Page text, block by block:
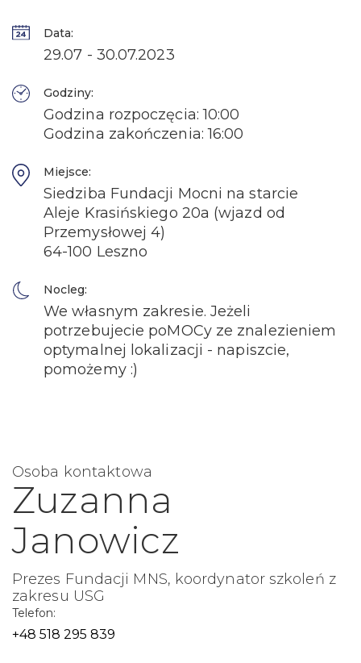
Data:
29.07 - 30.07.2023
Godziny:
Godzina rozpoczęcia: 10:00
Godzina zakończenia: 16:00
Miejsce:
Siedziba Fundacji Mocni na starcie
Aleje Krasińskiego 20a (wjazd od
Przemysłowej 4)
64-100 Leszno
Nocleg:
We własnym zakresie. Jeżeli
potrzebujecie poMOCy ze znalezieniem
optymalnej lokalizacji - napiszcie,
pomożemy :)
Osoba kontaktowa
Zuzanna
Janowicz
Prezes Fundacji MNS, koordynator szkoleń z
zakresu USG
Telefon:
+48 518 295 839